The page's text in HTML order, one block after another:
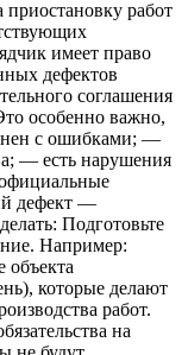
работ
имеет право
дефектов
соглашения
особенно важно,
с ошибками; —
— есть нарушения
дефект —
Подготовьте
Например:
объекта
которые делают
работ.
на